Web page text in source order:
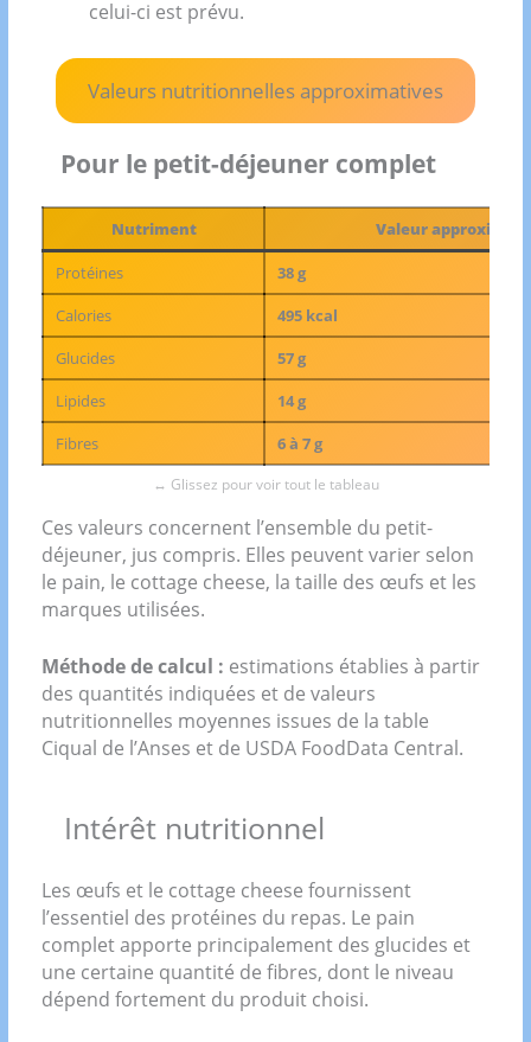
celui-ci est prévu.
Valeurs nutritionnelles approximatives
Pour le petit-déjeuner complet
Nutriment Valeur
Protéines
38 g
Calories
495 kcal
Glucides
57 g
Lipides
14 g
Fibres
6 à 7 g
Ces valeurs concernent l’ensemble du petit-
déjeuner, jus compris. Elles peuvent varier selon
le pain, le cottage cheese, la taille des œufs et les
marques utilisées.
Méthode de calcul : estimations établies à partir
des quantités indiquées et de valeurs
nutritionnelles moyennes issues de la table
Ciqual de l’Anses et de USDA FoodData Central.
Intérêt nutritionnel
Les œufs et le cottage cheese fournissent
l’essentiel des protéines du repas. Le pain
complet apporte principalement des glucides et
une certaine quantité de fibres, dont le niveau
dépend fortement du produit choisi.